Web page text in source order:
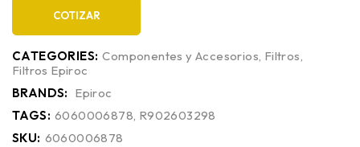
COTIZAR
CATEGORIES: Componentes y Accesorios, Filtros,
Filtros Epiroc
BRANDS: Epiroc
TAGS: 6060006878, R902603298
SKU: 6060006878